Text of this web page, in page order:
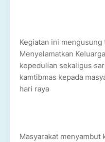
Kegiatan ini mengusung
Menyelamatkan
kepedulian sekaligus
kamtibmas kepada
hari raya
Masyarakat menyambut